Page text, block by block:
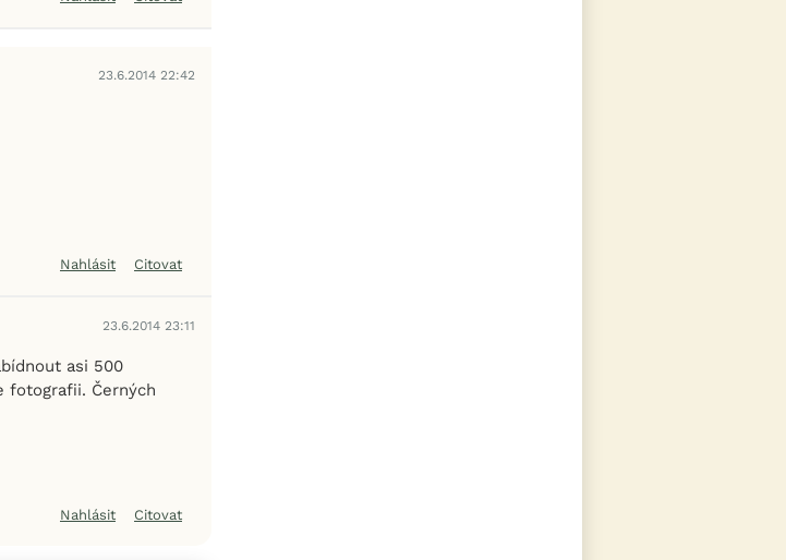
23.6.2014 22:42
Nahlásit Citovat
23.6.2014 23:11
asi 500
fotografii. Černých
Nahlásit Citovat